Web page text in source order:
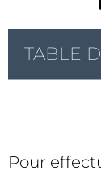
TABLE
Pour